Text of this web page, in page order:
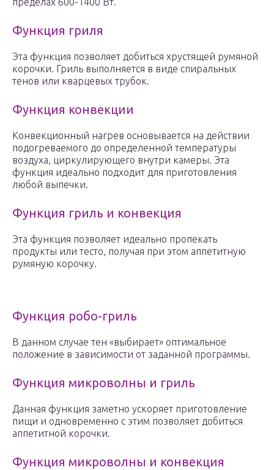
Функция гриля
Эта функция позволяет добиться хрустящей румяной
корочки. Гриль выполняется в виде спиральных
тенов или кварцевых трубок.
Функция конвекции
Конвекционный нагрев основывается на действии
подогреваемого до определенной температуры
воздуха, циркулирующего внутри камеры. Эта
функция идеально подходит для приготовления
любой выпечки.
Функция гриль и конвекция
Эта функция позволяет идеально пропекать
продукты или тесто, получая при этом аппетитную
румяную корочку.
Функция робо-гриль
В данном случае тен «выбирает» оптимальное
положение в зависимости от заданной программы.
Функция микроволны и гриль
Данная функция заметно ускоряет приготовление
пищи и одновременно с этим позволяет добиться
аппетитной корочки.
Функция микроволны и конвекция